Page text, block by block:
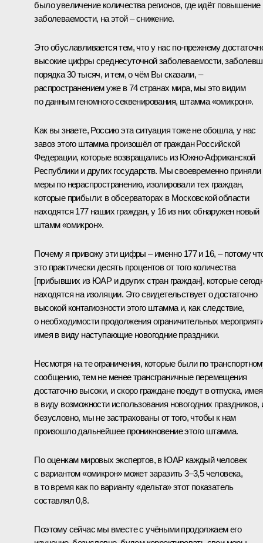
было увеличение количества регионов, где идёт повышение
заболеваемости, на этой – снижение.
Это обуславливается тем, что у нас по-прежнему
высокие цифры среднесуточной заболеваемости,
порядка 30 тысяч, и тем, о чём Вы сказали, –
распространением уже в 74 странах мира, мы это видим
по данным геномного секвенирования, штамма «омикрон».
Как вы знаете, Россию эта ситуация тоже не обошла, у нас
завоз этого штамма произошёл от граждан Российской
Федерации, которые возвращались из Южно-Африканской
Республики и других государств. Мы своевременно приняли
меры по нераспространению, изолировали тех граждан,
которые прибыли: в обсерваторах в Московской области
находятся 177 наших граждан, у 16 из них обнаружен новый
штамм «омикрон».
Почему я привожу эти цифры – именно 177 и 16, – потому
это практически десять процентов от того количества
[прибывших из ЮАР и других стран граждан], которые
находятся на изоляции. Это свидетельствует о достаточно
высокой контагиозности этого штамма и, как следствие,
о необходимости продолжения ограничительных
имея в виду наступающие новогодние праздники.
Несмотря на те ограничения, которые были по
сообщению, тем не менее трансграничные перемещения
достаточно высоки, и скоро граждане поедут в отпуска, имея
в виду возможности использования новогодних праздников,
безусловно, мы не застрахованы от того, чтобы к нам
произошло дальнейшее проникновение этого штамма.
По оценкам мировых экспертов, в ЮАР каждый человек
с вариантом «омикрон» может заразить 3–3,5 человека,
в то время как по варианту «дельта» этот показатель
составлял 0,8.
Поэтому сейчас мы вместе с учёными продолжаем его